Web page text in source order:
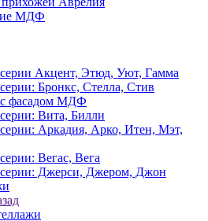
МДФ
Акцент, Этюд, Уют, Гамма
Бронкс, Стелла, Стив
фасадом МДФ
Вита, Билли
Аркадия, Арко, Итен, Мэт,
Вегас, Вега
Джерси, Джером, Джон